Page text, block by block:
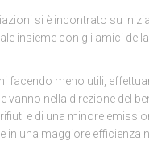
si è incontrato su
insieme con gli amici
facendo meno utili,
vanno nella direzione del
e di una minore
una maggiore efficienza